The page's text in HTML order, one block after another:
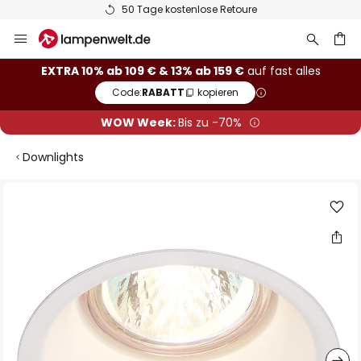
50 Tage kostenlose Retoure
Inhalt
springen
EXTRA 10% ab 109 € & 13% ab 159 €auf fast alles
Code:RABATT kopieren
WOW Week:Bis zu -70%
Downlights